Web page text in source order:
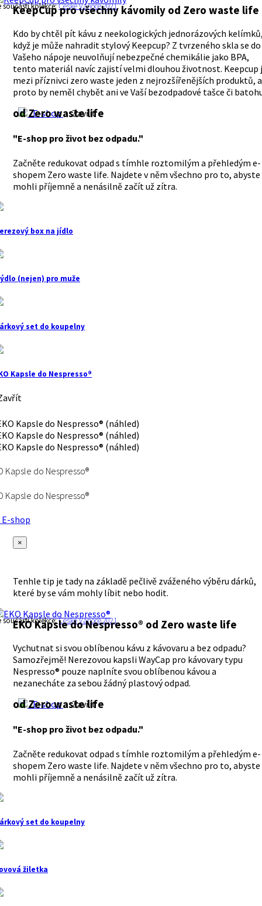
součástí kolekce:České Vánoce 2021
KeepCup pro všechny kávomily od Zero waste life
Kdo by chtěl pít kávu z neekologických jednorázových
když je může nahradit stylový Keepcup? Z tvrzeného skla se do
Vašeho nápoje neuvolňují nebezpečné chemikálie jako BPA,
tento materiál navíc zajistí velmi dlouhou životnost. Keepcup
mezi příznivci zero waste jeden z nejrozšířenějších produktů, a
proto by neměl chybět ani ve Vaší bezodpadové tašce či
E-shop Zavřít
od Zero waste life
"E-shop pro život bez odpadu."
Začněte redukovat odpad s tímhle roztomilým a přehledým e-
shopem Zero waste life. Najdete v něm všechno pro to, abyste
mohli příjemně a nenásilně začít už zítra.
box na jídlo
(nejen) pro muže
set do koupelny
Kapsle do Nespresso®
Kapsle do Nespresso®
Kapsle do Nespresso®
shop
×
Tenhle tip je tady na základě pečlivě zváženého výběru dárků,
které by se vám mohly líbit nebo hodit.
součástí kolekce:České Vánoce 2021
EKO Kapsle do Nespresso® od Zero waste life
Vychutnat si svou oblíbenou kávu z kávovaru a bez odpadu?
Samozřejmě! Nerezovou kapsli WayCap pro kávovary typu
Nespresso® pouze naplníte svou oblíbenou kávou a
nezanecháte za sebou žádný plastový odpad.
E-shop Zavřít
od Zero waste life
"E-shop pro život bez odpadu."
Začněte redukovat odpad s tímhle roztomilým a přehledým e-
shopem Zero waste life. Najdete v něm všechno pro to, abyste
mohli příjemně a nenásilně začít už zítra.
set do koupelny
žiletka